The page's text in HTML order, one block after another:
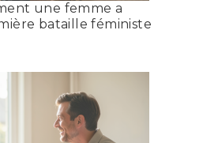
une femme a
bataille féministe